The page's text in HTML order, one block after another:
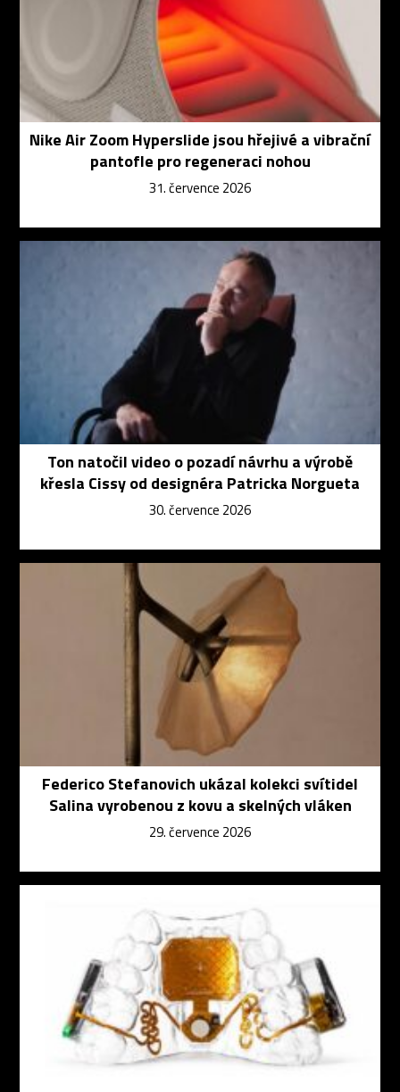
Nike Air Zoom Hyperslide jsou hřejivé a vibrační
pantofle pro regeneraci nohou
31. července 2026
Ton natočil video o pozadí návrhu a výrobě
křesla Cissy od designéra Patricka Norgueta
30. července 2026
Federico Stefanovich ukázal kolekci svítidel
Salina vyrobenou z kovu a skelných vláken
29. července 2026